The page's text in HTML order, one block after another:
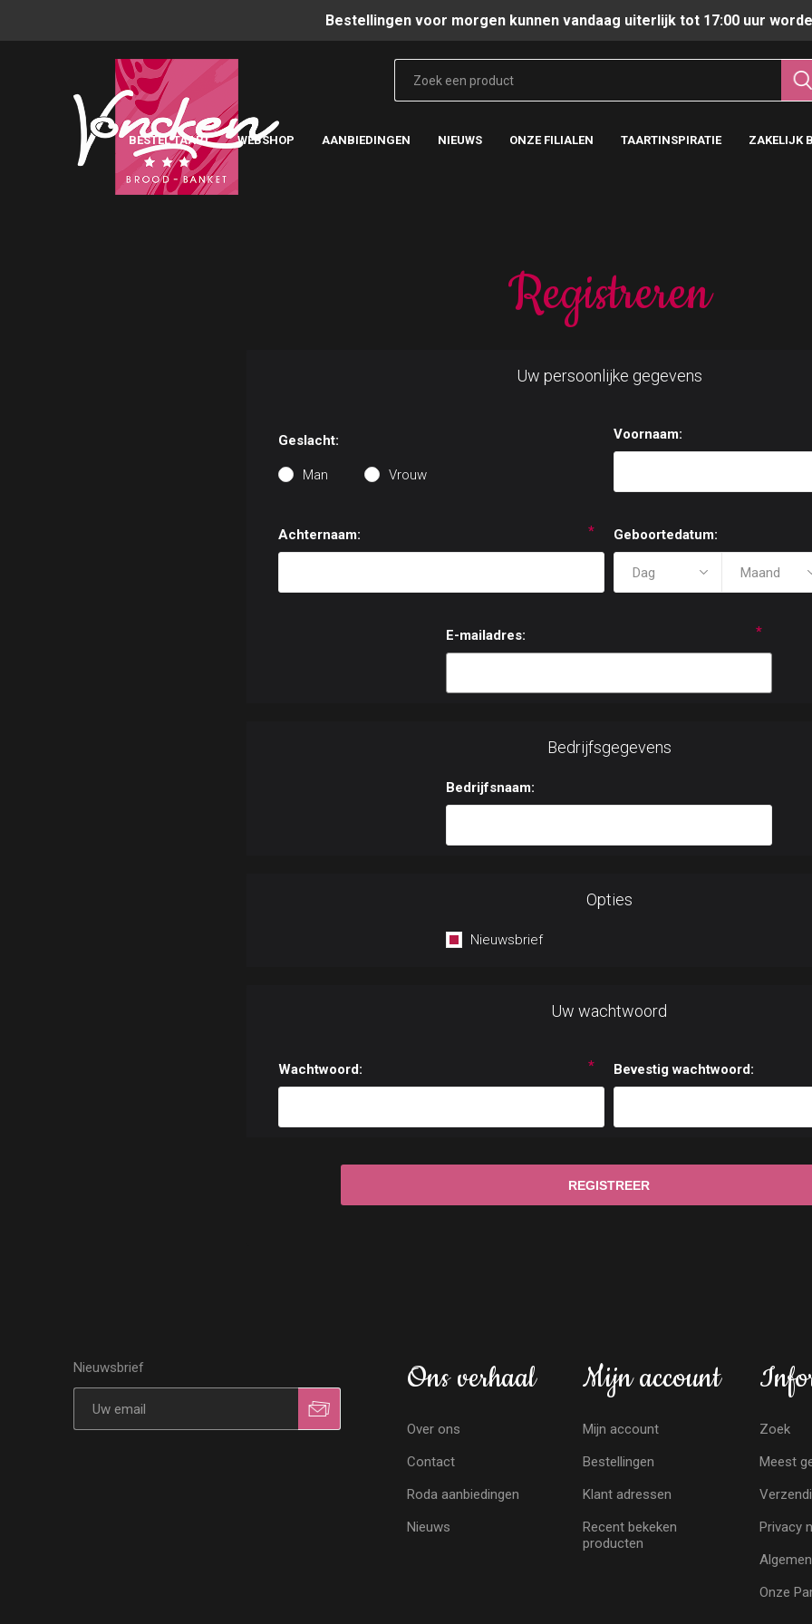
Bestellingen voor morgen kunnen vandaag uiterlijk tot 17:00 uur
BESTEL TAART WEBSHOP AANBIEDINGEN NIEUWS ONZE FILIALEN TAARTINSPIRATIE ZAKELIJK
Registreren
Uw persoonlijke gegevens
Geslacht:
Man Vrouw
Voornaam:
Achternaam: * Geboortedatum:
E-mailadres: *
Bedrijfsgegevens
Bedrijfsnaam:
Opties
Nieuwsbrief
Uw wachtwoord
Wachtwoord: * Bevestig wachtwoord:
Nieuwsbrief Ons verhaal
Over ons
Contact
Roda aanbiedingen
Nieuws
Mijn account
Mijn account
Bestellingen
Klant adressen
Recent bekeken
producten
Zoek
Meest
Privacy
Onze